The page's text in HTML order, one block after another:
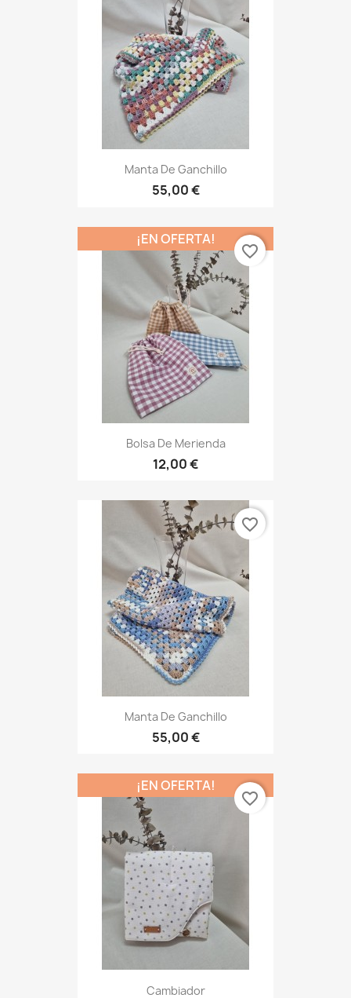
Manta De Ganchillo
55,00 €
Bolsa De Merienda
12,00 €
¡EN OFERTA!
favorite_border
Manta De Ganchillo
55,00 €
favorite_border
Cambiador
¡EN OFERTA!
favorite_border